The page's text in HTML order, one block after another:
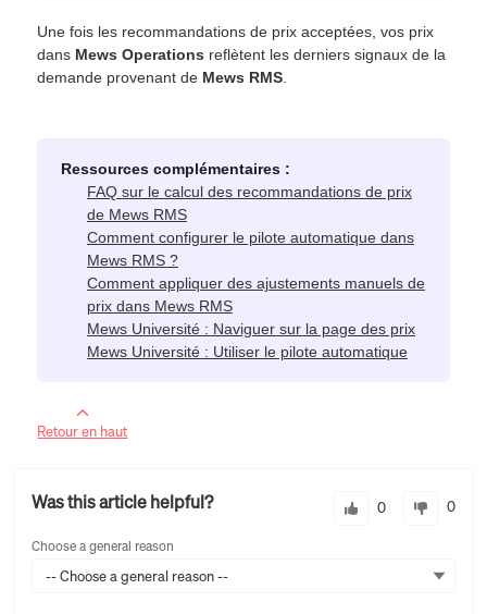
Une fois les recommandations de prix acceptées, vos prix
dans Mews Operations reflètent les derniers signaux de la
demande provenant de Mews RMS.
Ressources complémentaires :
FAQ sur le calcul des recommandations de prix
de Mews RMS
Comment configurer le pilote automatique dans
Mews RMS ?
Comment appliquer des ajustements manuels de
prix dans Mews RMS
Mews Université : Naviguer sur la page des prix
Mews Université : Utiliser le pilote automatique
Retour en haut
Was this article helpful? 0 0
Choose a general reason
-- Choose a general reason --